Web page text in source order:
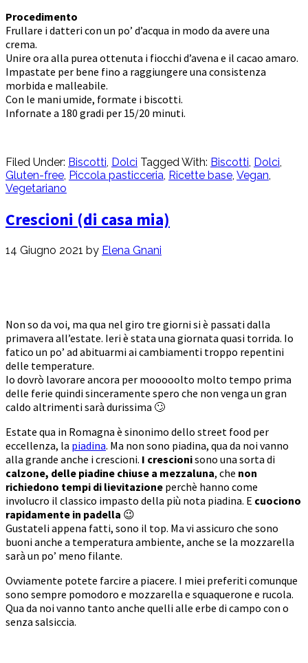
Procedimento
Frullare i datteri con un po’ d’acqua in modo da avere una
crema.
Unire ora alla purea ottenuta i fiocchi d’avena e il cacao amaro.
Impastate per bene fino a raggiungere una consistenza
morbida e malleabile.
Con le mani umide, formate i biscotti.
Infornate a 180 gradi per 15/20 minuti.
Filed Under: Biscotti, Dolci Tagged With: Biscotti, Dolci,
Gluten-free, Piccola pasticceria, Ricette base, Vegan,
Vegetariano
Crescioni (di casa mia)
14 Giugno 2021 by Elena Gnani
Non so da voi, ma qua nel giro tre giorni si è passati dalla
primavera all’estate. Ieri è stata una giornata quasi torrida. Io
fatico un po’ ad abituarmi ai cambiamenti troppo repentini
delle temperature.
Io dovrò lavorare ancora per mooooolto molto tempo prima
delle ferie quindi sinceramente spero che non venga un gran
caldo altrimenti sarà durissima 🙄
Estate qua in Romagna è sinonimo dello street food per
eccellenza, la piadina. Ma non sono piadina, qua da noi vanno
alla grande anche i crescioni. I crescionisono una sorta di
calzone, delle piadine chiuse a mezzaluna, che non
richiedono tempi di lievitazione perchè hanno come
involucro il classico impasto della più nota piadina. E cuociono
rapidamente in padella 😉
Gustateli appena fatti, sono il top. Ma vi assicuro che sono
buoni anche a temperatura ambiente, anche se la mozzarella
sarà un po’ meno filante.
Ovviamente potete farcire a piacere. I miei preferiti comunque
sono sempre pomodoro e mozzarella e squaquerone e rucola.
Qua da noi vanno tanto anche quelli alle erbe di campo con o
senza salsiccia.